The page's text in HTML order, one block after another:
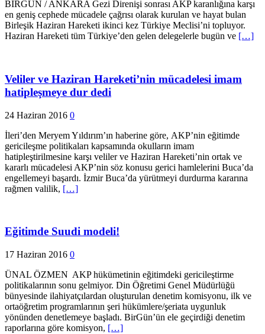
BİRGÜN / ANKARA Gezi Direnişi sonrası AKP karanlığına karşı
en geniş cephede mücadele çağrısı olarak kurulan ve hayat bulan
Birleşik Haziran Hareketi ikinci kez Türkiye Meclisi’ni topluyor.
Haziran Hareketi tüm Türkiye’den gelen delegelerle bugün ve […]
Veliler ve Haziran Hareketi’nin mücadelesi imam
hatipleşmeye dur dedi
24 Haziran 2016 0
İleri’den Meryem Yıldırım’ın haberine göre, AKP’nin eğitimde
gericileşme politikaları kapsamında okulların imam
hatipleştirilmesine karşı veliler ve Haziran Hareketi’nin ortak ve
kararlı mücadelesi AKP’nin söz konusu gerici hamlelerini Buca’da
engellemeyi başardı. İzmir Buca’da yürütmeyi durdurma kararına
rağmen valilik, […]
Eğitimde Suudi modeli!
17 Haziran 2016 0
ÜNAL ÖZMEN AKP hükümetinin eğitimdeki gericileştirme
politikalarının sonu gelmiyor. Din Öğretimi Genel Müdürlüğü
bünyesinde ilahiyatçılardan oluşturulan denetim komisyonu, ilk ve
ortaöğretim programlarının şeri hükümlere/şeriata uygunluk
yönünden denetlemeye başladı. BirGün’ün ele geçirdiği denetim
raporlarına göre komisyon, […]